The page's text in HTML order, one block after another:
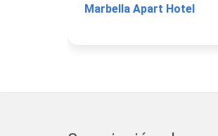
Marbella Apart Hotel